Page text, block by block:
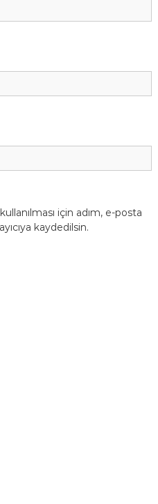
için adım, e-posta
kaydedilsin.